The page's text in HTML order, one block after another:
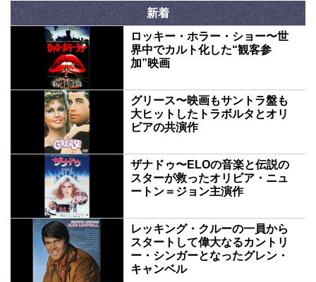
新着
ロッキー・ホラー・ショー〜世
界中でカルト化した“観客参
加”映画
グリース〜映画もサントラ盤も
大ヒットしたトラボルタとオリ
ビアの共演作
ザナドゥ〜ELOの音楽と伝説の
スターが救ったオリビア・ニュ
ートン＝ジョン主演作
レッキング・クルーの一員から
スタートして偉大なるカントリ
ー・シンガーとなったグレン・
キャンベル